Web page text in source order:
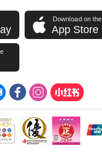
Download on the
App Store